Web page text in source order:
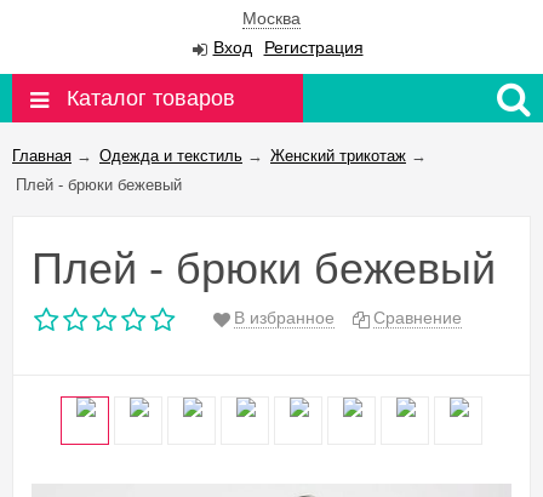
Москва
Вход
Регистрация
Каталог товаров
Главная → Одежда и текстиль → Женский трикотаж →
Плей - брюки бежевый
Плей - брюки бежевый
В избранное Сравнение